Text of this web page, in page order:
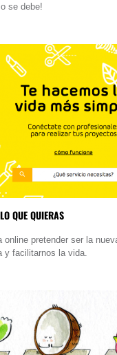
se debe!
QUE QUIERAS
online pretender ser la
y facilitarnos la vida.